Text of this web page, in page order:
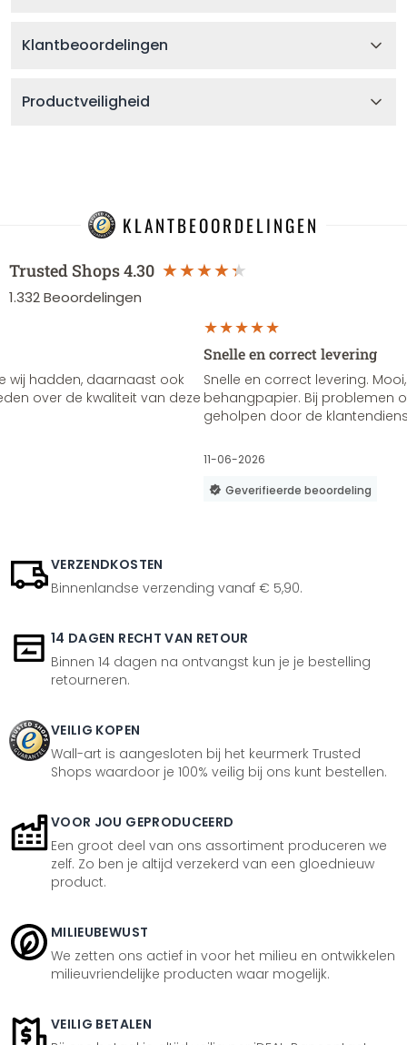
Klantbeoordelingen
Productveiligheid
KLANTBEOORDELINGEN
Trusted Shops4.30
1.332Beoordelingen
wij hadden, daarnaast ook
over de kwaliteit van deze
Snelle en correct levering
Snelle en correct levering.
behangpapier. Bij problemen
geholpen door de
11-06-2026
Geverifieerde beoordeling
VERZENDKOSTEN
Binnenlandse verzending vanaf € 5,90.
14 DAGEN RECHT VAN RETOUR
Binnen 14 dagen na ontvangst kun je je bestelling
retourneren.
VEILIG KOPEN
Wall-art is aangesloten bij het keurmerk Trusted
Shops waardoor je 100% veilig bij ons kunt bestellen.
VOOR JOU GEPRODUCEERD
Een groot deel van ons assortiment produceren we
zelf. Zo ben je altijd verzekerd van een gloednieuw
product.
MILIEUBEWUST
We zetten ons actief in voor het milieu en ontwikkelen
milieuvriendelijke producten waar mogelijk.
VEILIG BETALEN